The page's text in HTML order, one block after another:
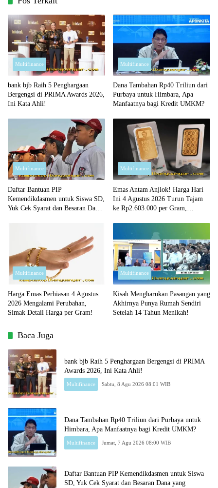
Multifinance
bank bjb Raih 5 Penghargaan
Bergengsi di PRIMA Awards 2026,
Ini Kata Ahli!
Multifinance
Dana Tambahan Rp40 Triliun dari
Purbaya untuk Himbara, Apa
Manfaatnya bagi Kredit UMKM?
Multifinance
Daftar Bantuan PIP
Kemendikdasmen untuk Siswa SD,
Yuk Cek Syarat dan Besaran Dana
Multifinance
Emas Antam Anjlok! Harga Hari
Ini 4 Agustus 2026 Turun Tajam
ke Rp2.603.000 per Gram,
Multifinance
Harga Emas Perhiasan 4 Agustus
2026 Mengalami Perubahan,
Simak Detail Harga per Gram!
Multifinance
Kisah Mengharukan Pasangan yang
Akhirnya Punya Rumah Sendiri
Setelah 14 Tahun Menikah!
Baca Juga
bank bjb Raih 5 Penghargaan Bergengsi di PRIMA
Awards 2026, Ini Kata Ahli!
Multifinance Sabtu, 8 Agu 2026 08:01 WIB
Dana Tambahan Rp40 Triliun dari Purbaya untuk
Himbara, Apa Manfaatnya bagi Kredit UMKM?
Multifinance Jumat, 7 Agu 2026 08:00 WIB
Daftar Bantuan PIP Kemendikdasmen untuk Siswa
SD, Yuk Cek Syarat dan Besaran Dana yang